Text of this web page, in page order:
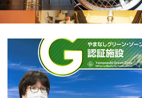
鶏っこはやまなし グリーン